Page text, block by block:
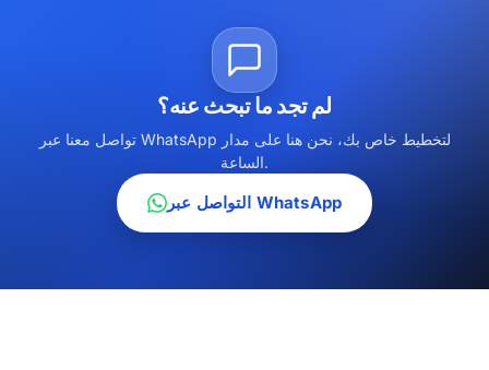
لم تجد ما تبحث عنه؟
تواصل معنا عبر WhatsApp لتخطيط خاص بك، نحن هنا على مدار
الساعة.
التواصل عبر WhatsApp